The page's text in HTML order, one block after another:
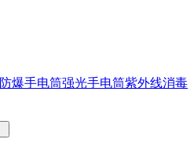
防爆手电筒强光手电筒紫外线消毒